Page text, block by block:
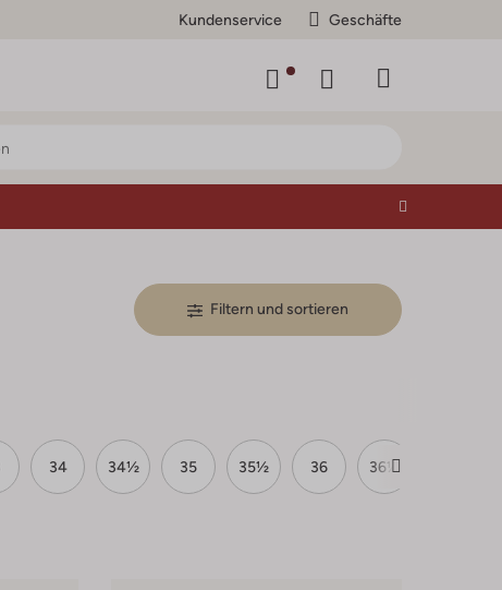
Kundenservice Geschäfte
Filtern und sortieren
34 34½ 35 35½ 36 36½